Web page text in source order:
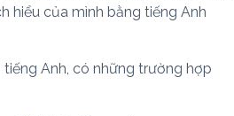
hiểu của mình bằng tiếng Anh
Anh, có những trường hợp